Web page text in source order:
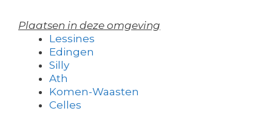
Plaatsen in deze omgeving
Lessines
Edingen
Silly
Ath
Komen-Waasten
Celles